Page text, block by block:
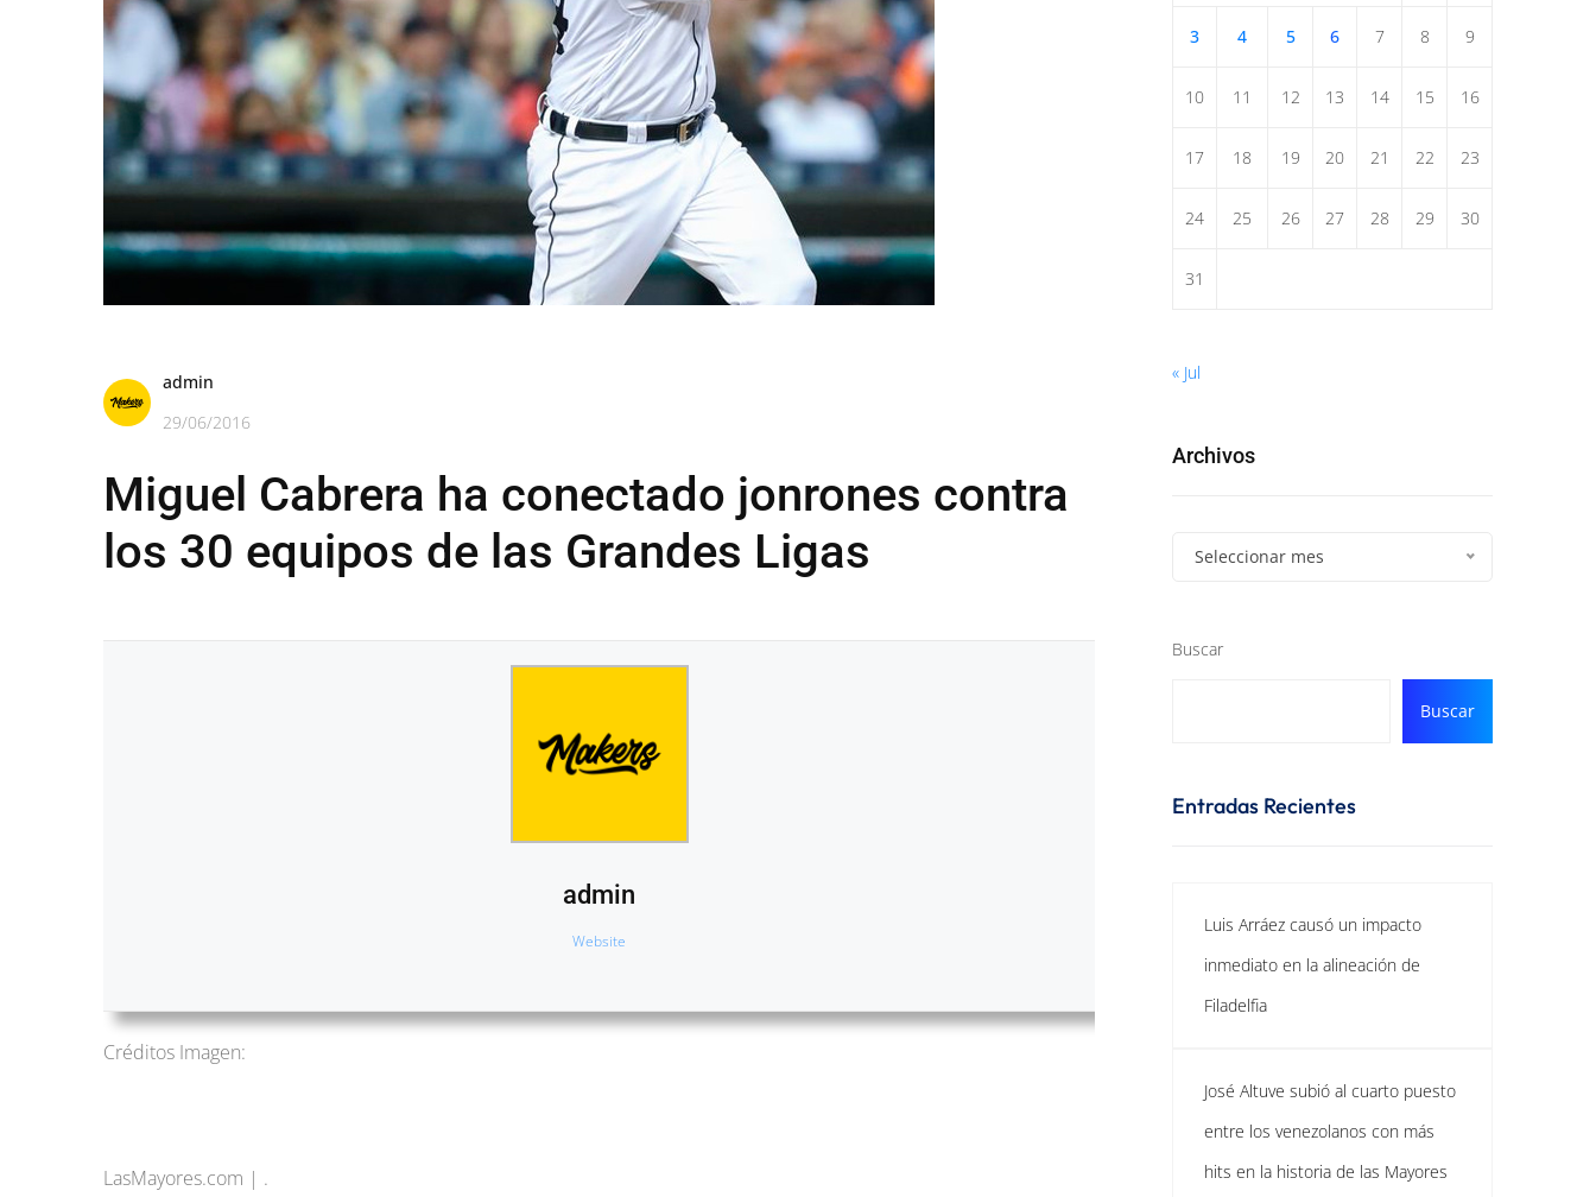
admin
29/06/2016
Miguel Cabrera ha conectado jonrones contra
los 30 equipos de las Grandes Ligas
admin
Website
Créditos Imagen:
LasMayores.com | .
3 4 5 6 7 8 9
10 11 12 13 14 15 16
17 18 19 20 21 22 23
24 25 26 27 28 29 30
31
« Jul
Archivos
Seleccionar mes
Buscar
Buscar
Entradas Recientes
Luis Arráez causó un impacto
inmediato en la alineación de
Filadelfia
José Altuve subió al cuarto puesto
entre los venezolanos con más
hits en la historia de las Mayores